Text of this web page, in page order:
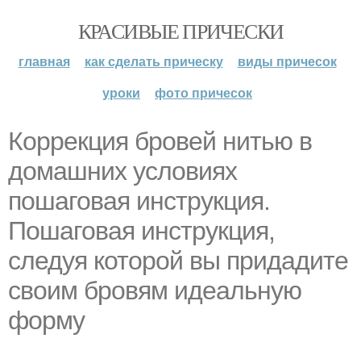
КРАСИВЫЕ ПРИЧЕСКИ
главная как сделать прическу
виды причесок
уроки
фото причесок
Коррекция бровей нитью в
домашних условиях
пошаговая инструкция.
Пошаговая инструкция,
следуя которой вы придадите
своим бровям идеальную
форму